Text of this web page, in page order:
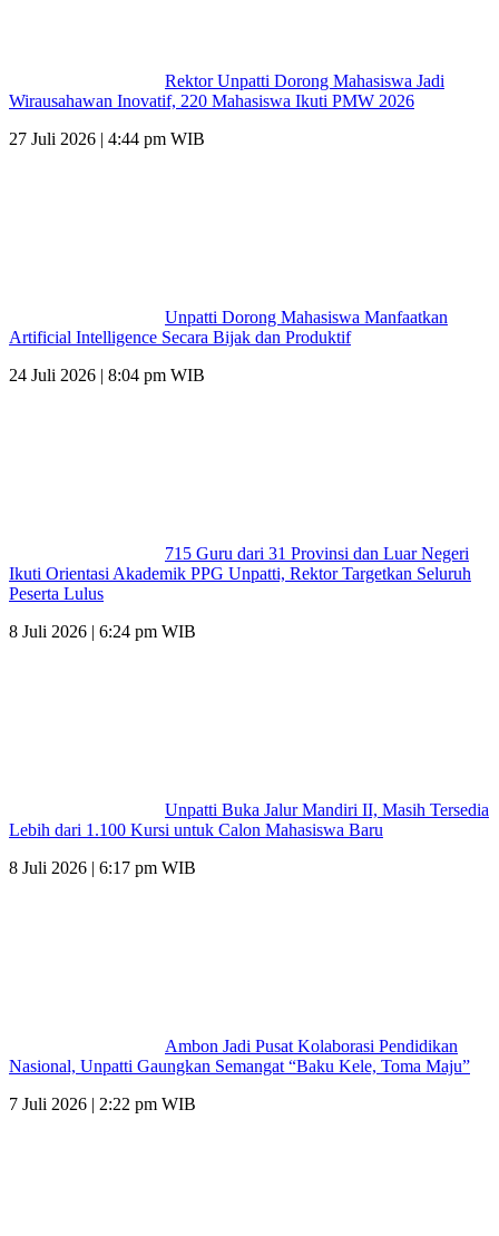
Rektor Unpatti Dorong Mahasiswa Jadi
Wirausahawan Inovatif, 220 Mahasiswa Ikuti PMW 2026
27 Juli 2026 | 4:44 pm WIB
Unpatti Dorong Mahasiswa Manfaatkan
Artificial Intelligence Secara Bijak dan Produktif
24 Juli 2026 | 8:04 pm WIB
715 Guru dari 31 Provinsi dan Luar Negeri
Ikuti Orientasi Akademik PPG Unpatti, Rektor Targetkan Seluruh
Peserta Lulus
8 Juli 2026 | 6:24 pm WIB
Unpatti Buka Jalur Mandiri II, Masih Tersedia
Lebih dari 1.100 Kursi untuk Calon Mahasiswa Baru
8 Juli 2026 | 6:17 pm WIB
Ambon Jadi Pusat Kolaborasi Pendidikan
Nasional, Unpatti Gaungkan Semangat “Baku Kele, Toma Maju”
7 Juli 2026 | 2:22 pm WIB